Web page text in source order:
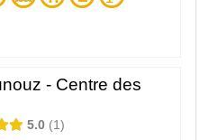
- Centre des
5.0
1